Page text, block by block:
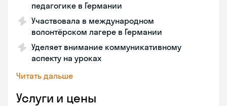
педагогике в Германии
Участвовала в международном
волонтёрском лагере в Германии
Уделяет внимание коммуникативному
аспекту на уроках
Читать дальше
Услуги и цены